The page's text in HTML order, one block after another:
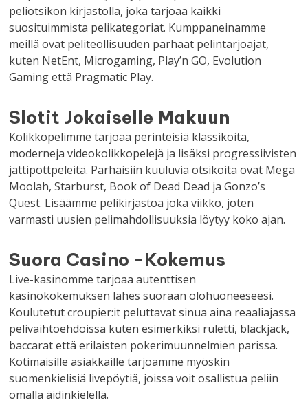
peliotsikon kirjastolla, joka tarjoaa kaikki
suosituimmista pelikategoriat. Kumppaneinamme
meillä ovat peliteollisuuden parhaat pelintarjoajat,
kuten NetEnt, Microgaming, Play’n GO, Evolution
Gaming että Pragmatic Play.
Slotit Jokaiselle Makuun
Kolikkopelimme tarjoaa perinteisiä klassikoita,
moderneja videokolikkopelejä ja lisäksi progressiivisten
jättipottpeleitä. Parhaisiin kuuluvia otsikoita ovat Mega
Moolah, Starburst, Book of Dead Dead ja Gonzo’s
Quest. Lisäämme pelikirjastoa joka viikko, joten
varmasti uusien pelimahdollisuuksia löytyy koko ajan.
Suora Casino -Kokemus
Live-kasinomme tarjoaa autenttisen
kasinokokemuksen lähes suoraan olohuoneeseesi.
Koulutetut croupier:it peluttavat sinua aina reaaliajassa
pelivaihtoehdoissa kuten esimerkiksi ruletti, blackjack,
baccarat että erilaisten pokerimuunnelmien parissa.
Kotimaisille asiakkaille tarjoamme myöskin
suomenkielisiä livepöytiä, joissa voit osallistua peliin
omalla äidinkielellä.